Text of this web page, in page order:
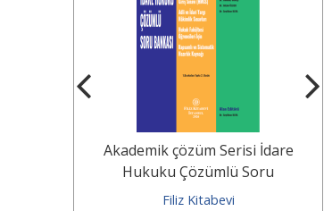
Akademik çözüm Serisi İdare
Hukuku Çözümlü Soru
Bankası Hukuk...
Filiz Kitabevi